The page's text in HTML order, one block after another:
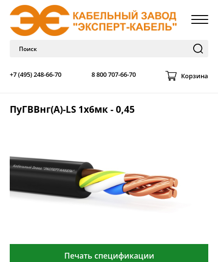
+7 (495) 248-66-70 8 800 707-66-70 Корзина
ПуГВВнг(A)-LS 1х6мк - 0,45
Печать спецификации